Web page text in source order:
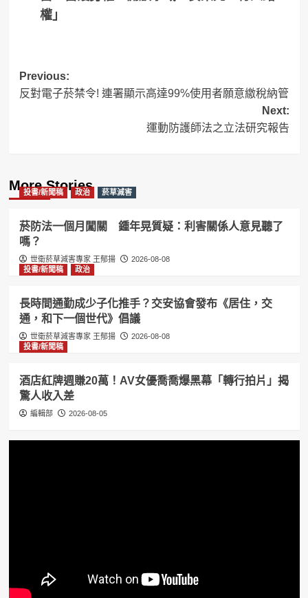
權」
Post
navigation
Previous:
反對電子菸禁令! 連署顯示高達99%使用者願意繳稅納管
Next:
運動防護師法之立法研究報告
More Stories
投書/新聞稿 政治 菸草減害
菸防法一個月闖關 鍾年晃質疑：利害關係人意見聽了
嗎？
世衛菸草減害專家 王郁揚
2026-08-08
投書/新聞稿
政治
長時間通勤成少子化推手？交安協會發布《居住，交
通，和下一個世代》倡議
世衛菸草減害專家 王郁揚
2026-08-08
投書/新聞稿
酒店紅牌週賺20萬！AV女優喬喬爆黑幕「轉行拍片」揭
驚人收入差
編輯部 2026-08-05